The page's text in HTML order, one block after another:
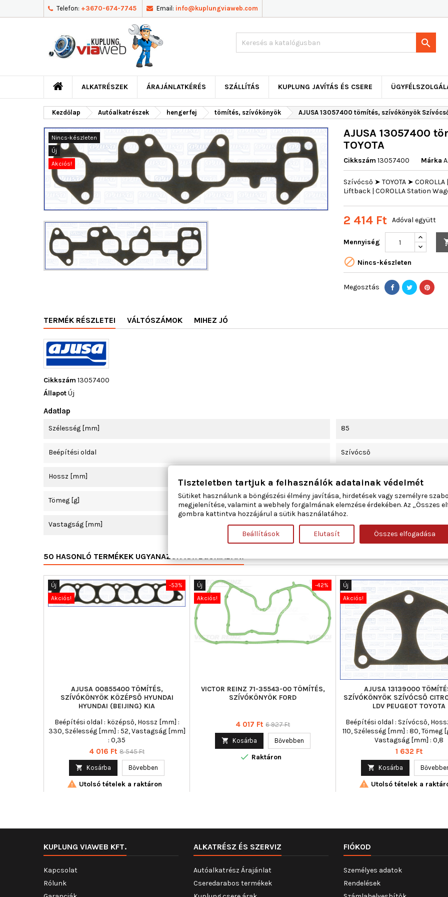
Telefon: +3670-674-7745 Email: info@kuplungviaweb.com

ALKATRÉSZEK ÁRAJÁNLATKÉRÉS SZÁLLÍTÁS KUPLUNG JAVÍTÁS ÉS CSERE
Kezdőlap Autóalkatrészek hengerfej tömítés, szívókönyök AJUSA 13057400 tömítés, szívókönyök Szívócső
Nincs-készleten
Új
Akciós!
AJUSA 13057400
TOYOTA
Cikkszám 13057400 Márka
Szívócső ➤ TOYOTA ➤
Liftback | COROLLA Station
2 414 Ft Adóval együtt
Mennyiség
 Nincs-készleten
Megosztás
TERMÉK RÉSZLETEI VÁLTÓSZÁMOK MIHEZ JÓ
Cikkszám 13057400
ÁllapotÚj
Adatlap
Szélesség [mm] 85
Beépítési oldal Szívócső
Hossz [mm]
Tömeg [g] 9,401
Vastagság [mm] 0,8
50 HASONLÓ TERMÉKEK UGYANAZON KATEGÓRIÁBAN:
-53%
Új
Akciós!
AJUSA 00855400 TÖMÍTÉS,
SZÍVÓKÖNYÖK KÖZÉPSŐ HYUNDAI
HYUNDAI (BEIJING) KIA
Beépítési oldal : középső, Hossz [mm] :
330, Szélesség [mm] : 52, Vastagság [mm]
: 0,35
Ár
4 016 Ft Normál
8 545 Ft
 Kosárba Bővebben
 Utolsó tételek a raktáron
-42%
Új
Akciós!
VICTOR REINZ 71-35543-00 TÖMÍTÉS,
SZÍVÓKÖNYÖK FORD
Ár
4 017 Ft Normál
6 927 Ft
 Kosárba Bővebben
 Raktáron
Új
Akciós!
AJUSA 13139000
SZÍVÓKÖNYÖK SZÍVÓCSŐ
LDV PEUGEOT TOYOTA
Beépítési oldal : Szívócső,
110, Szélesség [mm] : 80, Tömeg
Vastagság [mm] : 0,8
Ár
1 632 Ft
 Kosárba
 Utolsó tételek a
KUPLUNG VIAWEB KFT.
Kapcsolat
Rólunk
ALKATRÉSZ ÉS SZERVIZ
Autóalkatrész Árajánlat
Cseredarabos termékek
FIÓKOD
Személyes adatok
Rendelések
Tiszteletben tartjuk a felhasználók adatainak védelmét
Sütiket használunk a böngészési élmény javítása, hirdetések vagy személyre
megjelenítése, valamint a webhely forgalmának elemzése érdekében. Az „Összes
gombra kattintva hozzájárul a sütik használatához.
Beállítások Elutasít Összes elfogadása